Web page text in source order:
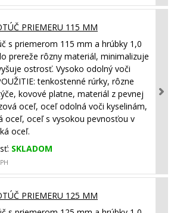
PRIEMERU 115 MM
s priemerom 115 mm a hrúbky 1,0
prereže rôzny materiál, minimalizuje
ostrosť. Vysoko odolný voči
tenkostenné rúrky, rôzne
kovové platne, materiál z pevnej
oceľ, oceľ odolná voči kyselinám,
oceľ, oceľ s vysokou pevnosťou v
oceľ.
SKLADOM
PRIEMERU 125 MM